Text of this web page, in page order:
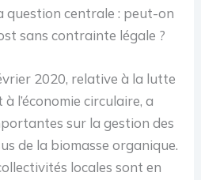
question centrale : peut-on
sans contrainte légale ?
2020, relative à la lutte
l’économie circulaire, a
sur la gestion des
de la biomasse organique.
locales sont en